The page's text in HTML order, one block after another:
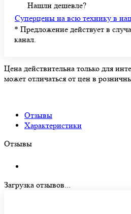
Нашли дешевле?
Суперцены на всю технику в
* Предложение действует в
канал.
Цена действительна только для
может отличаться от цен в
Отзывы
Характеристики
Отзывы
Загрузка отзывов...